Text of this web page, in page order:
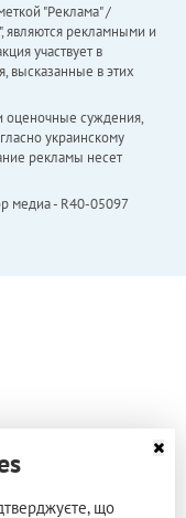
"Реклама" /
являются рекламными и
участвует в
высказанные в этих
оценочные суждения,
украинскому
рекламы несет
медиа - R40-05097
що